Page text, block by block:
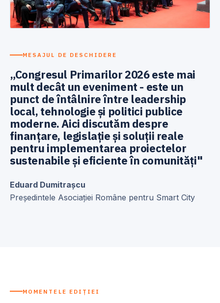
MESAJUL DE DESCHIDERE
„Congresul Primarilor 2026 este mai
mult decât un eveniment - este un
punct de întâlnire între leadership
local, tehnologie și politici publice
moderne. Aici discutăm despre
finanțare, legislație și soluții reale
pentru implementarea proiectelor
sustenabile și eficiente în comunități"
Eduard Dumitrașcu
Președintele Asociației Române pentru Smart City
MOMENTELE EDIȚIEI